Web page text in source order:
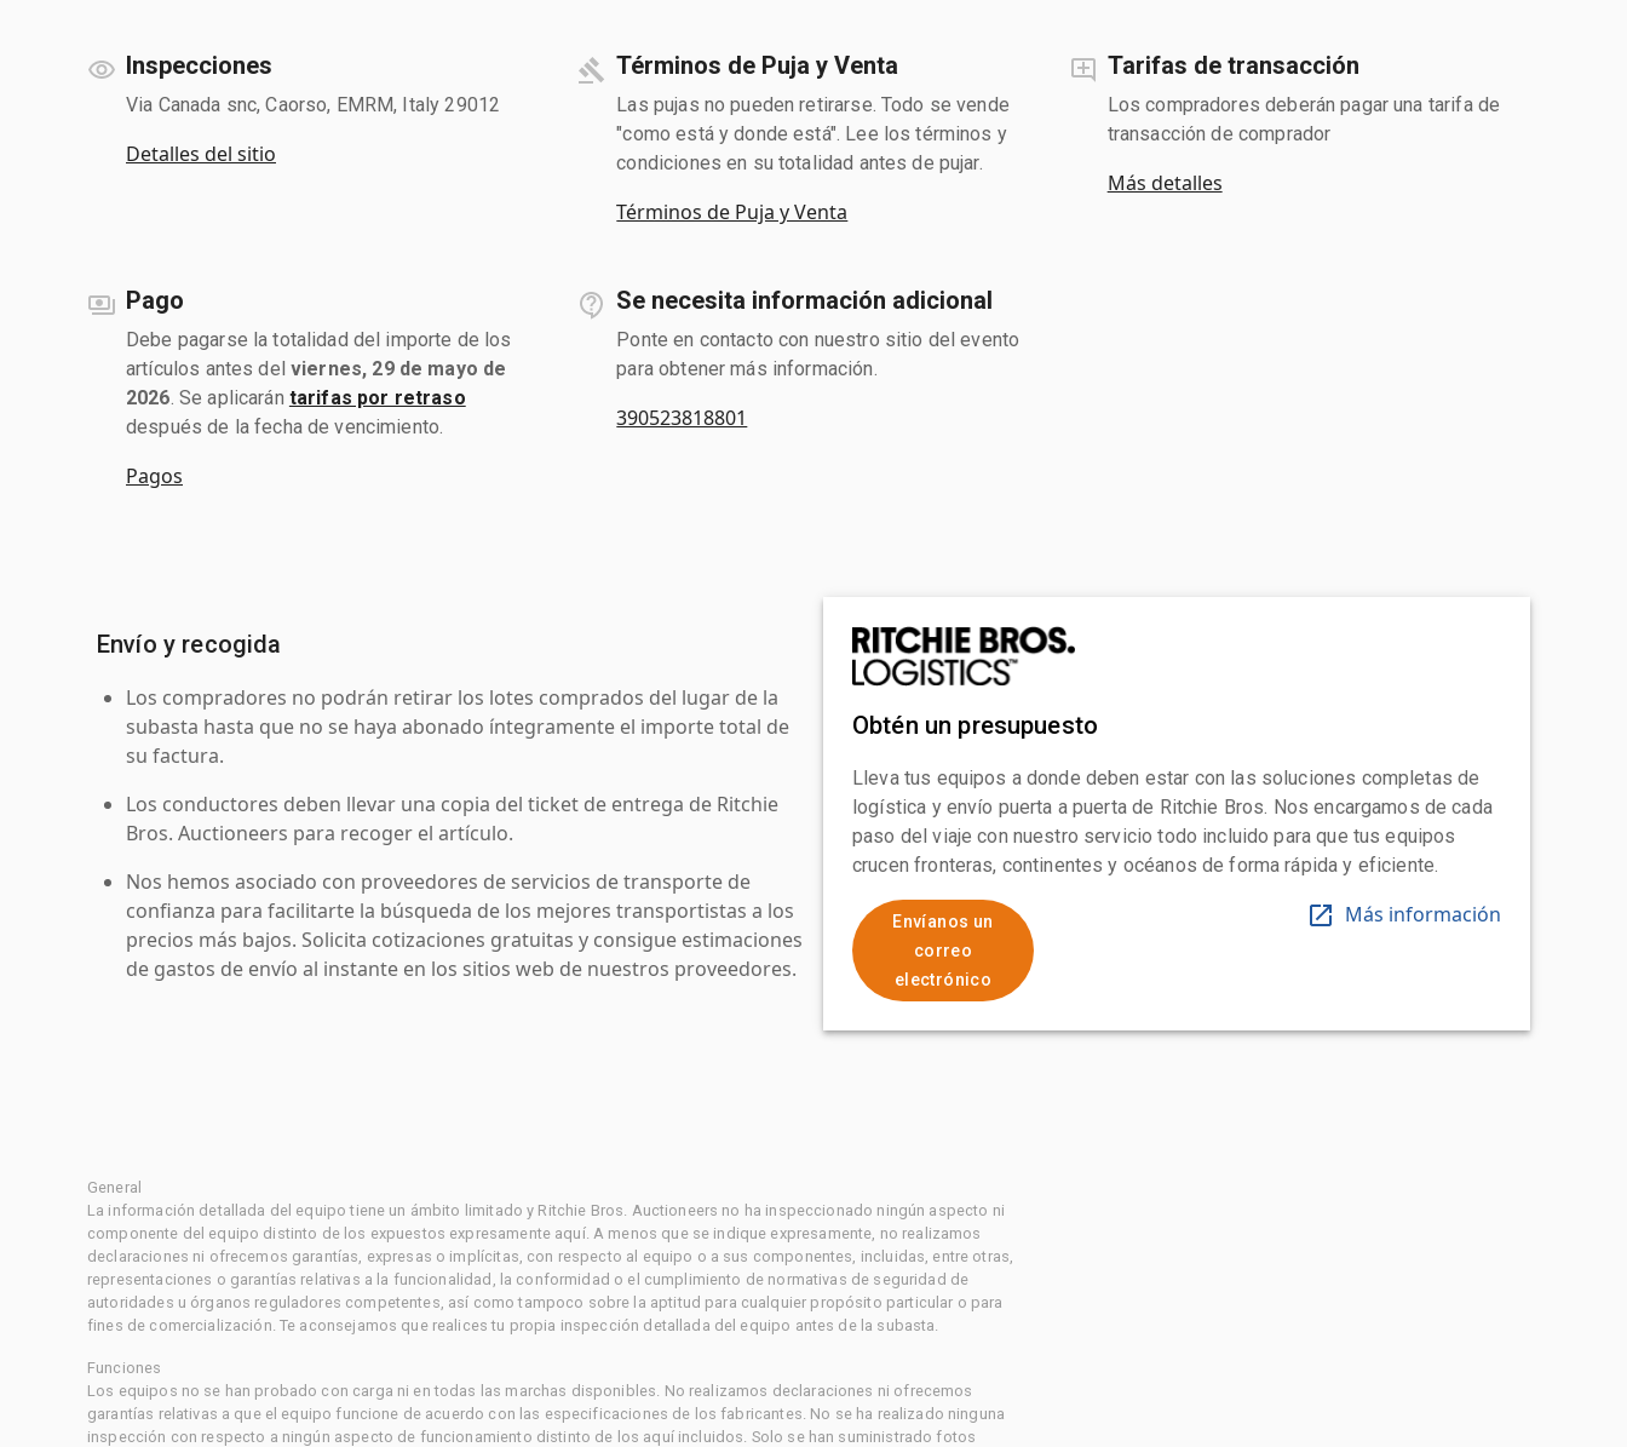
Inspecciones
Via Canada snc, Caorso, EMRM, Italy 29012
Detalles del sitio
Términos de Puja y Venta
Las pujas no pueden retirarse. Todo se vende
"como está y donde está". Lee los términos y
condiciones en su totalidad antes de pujar.
Términos de Puja y Venta
Tarifas de transacción
Los compradores deberán pagar una tarifa de
transacción de comprador
Más detalles
Pago
Debe pagarse la totalidad del importe de los
artículos antes del viernes, 29 de mayo de
2026 . Se aplicarán tarifas por retraso
después de la fecha de vencimiento.
Pagos
Se necesita información adicional
Ponte en contacto con nuestro sitio del evento
para obtener más información.
390523818801
Envío y recogida
Los compradores no podrán retirar los lotes comprados del lugar de la
subasta hasta que no se haya abonado íntegramente el importe total de
su factura.
Los conductores deben llevar una copia del ticket de entrega de Ritchie
Bros. Auctioneers para recoger el artículo.
Nos hemos asociado con proveedores de servicios de transporte de
confianza para facilitarte la búsqueda de los mejores transportistas a los
precios más bajos. Solicita cotizaciones gratuitas y consigue estimaciones
de gastos de envío al instante en los sitios web de nuestros proveedores.
Obtén un presupuesto
Lleva tus equipos a donde deben estar con las soluciones completas de
logística y envío puerta a puerta de Ritchie Bros. Nos encargamos de cada
paso del viaje con nuestro servicio todo incluido para que tus equipos
crucen fronteras, continentes y océanos de forma rápida y eficiente.
Envíanos un
correo
electrónico
Más información
General
La información detallada del equipo tiene un ámbito limitado y Ritchie Bros. Auctioneers no ha inspeccionado ningún aspecto ni
componente del equipo distinto de los expuestos expresamente aquí. A menos que se indique expresamente, no realizamos
declaraciones ni ofrecemos garantías, expresas o implícitas, con respecto al equipo o a sus componentes, incluidas, entre otras,
representaciones o garantías relativas a la funcionalidad, la conformidad o el cumplimiento de normativas de seguridad de
autoridades u órganos reguladores competentes, así como tampoco sobre la aptitud para cualquier propósito particular o para
fines de comercialización. Te aconsejamos que realices tu propia inspección detallada del equipo antes de la subasta.
Funciones
Los equipos no se han probado con carga ni en todas las marchas disponibles. No realizamos declaraciones ni ofrecemos
garantías relativas a que el equipo funcione de acuerdo con las especificaciones de los fabricantes. No se ha realizado ninguna
inspección con respecto a ningún aspecto de funcionamiento distinto de los aquí incluidos. Solo se han suministrado fotos